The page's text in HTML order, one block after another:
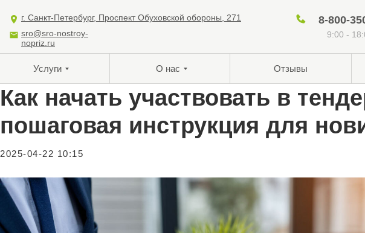
Отзывы
О нас
Услуги
sro@sro-nostroy-
nopriz.ru
г. Санкт-Петербург, Проспект Обуховской обороны, 271
9:00 -
8-800-
Как начать участвовать в
пошаговая инструкция для
2025-04-22 10:15